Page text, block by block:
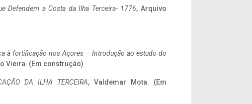
Defendem a Costa da Ilha Terceira- 1776, Arquivo
à fortificação nos Açores – Introdução ao estudo do
Vieira. (Em construção)
DA ILHA TERCEIRA, Valdemar Mota. (Em